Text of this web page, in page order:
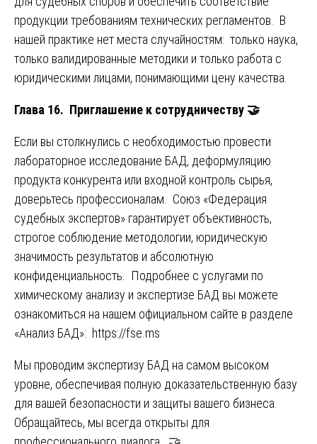
продукции требованиям технических регламентов. В
нашей практике нет места случайностям: только наука,
только валидированные методики и только работа с
юридическими лицами, понимающими цену качества.
Глава 16. Приглашение к сотрудничеству 🤝
Если вы столкнулись с необходимостью провести
лабораторное исследование БАД, деформуляцию
продукта конкурента или входной контроль сырья,
доверьтесь профессионалам. Союз «Федерация
судебных экспертов» гарантирует объективность,
строгое соблюдение методологии, юридическую
значимость результатов и абсолютную
конфиденциальность. Подробнее с услугами по
химическому анализу и экспертизе БАД вы можете
ознакомиться на нашем официальном сайте в разделе
«Анализ БАД»: https://fse.ms
Мы проводим экспертизу БАД на самом высоком
уровне, обеспечивая полную доказательственную базу
для вашей безопасности и защиты вашего бизнеса.
Обращайтесь, мы всегда открыты для